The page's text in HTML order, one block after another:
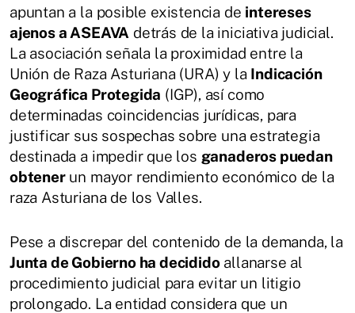
apuntan a la posible existencia de intereses
ajenos a ASEAVA detrás de la iniciativa judicial.
La asociación señala la proximidad entre la
Unión de Raza Asturiana (URA) y la Indicación
Geográfica Protegida (IGP), así como
determinadas coincidencias jurídicas, para
justificar sus sospechas sobre una estrategia
destinada a impedir que los ganaderos puedan
obtenerun mayor rendimiento económico de la
raza Asturiana de los Valles.
Pese a discrepar del contenido de la demanda, la
Junta de Gobierno ha decididoallanarse al
procedimiento judicial para evitar un litigio
prolongado. La entidad considera que un